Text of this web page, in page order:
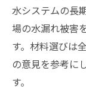
水システムの長
場の水漏れ被害
す。材料選びは
の意見を参考に
す。